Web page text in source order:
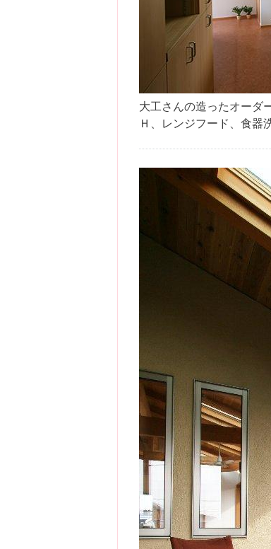
大工さんの造ったオーダ
Ｈ、レンジフード、食器